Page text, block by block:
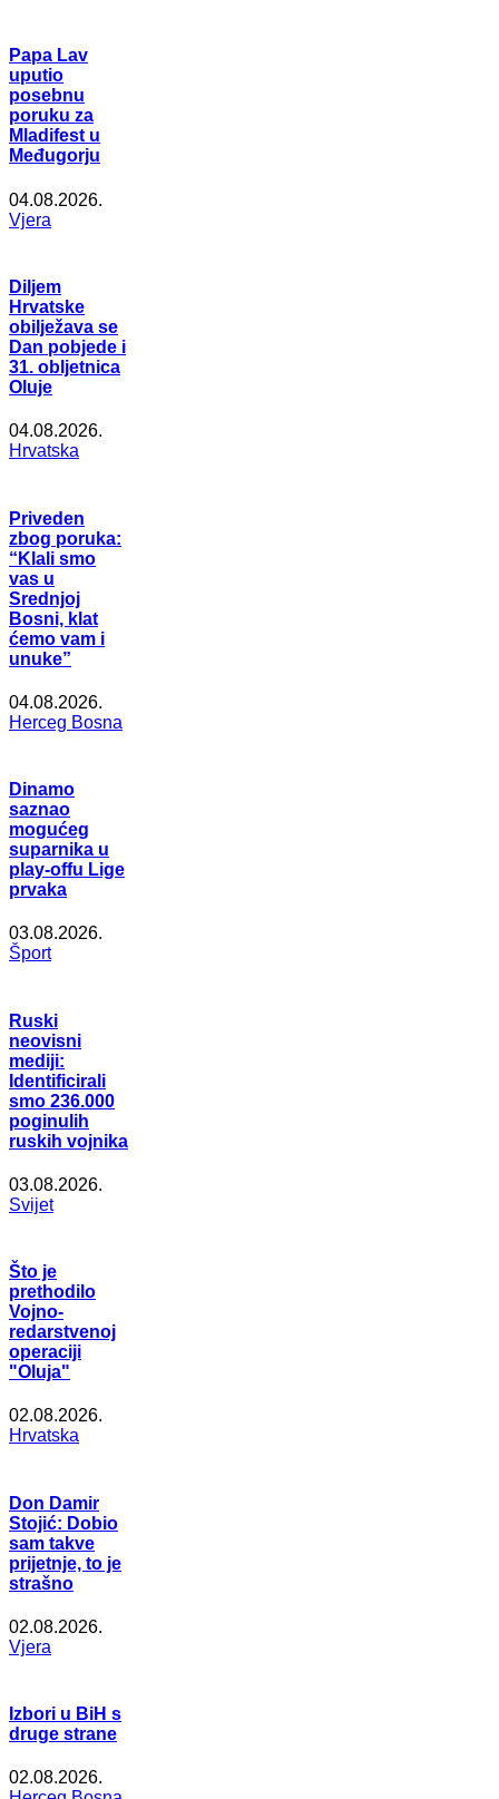
Papa Lav
uputio
posebnu
poruku za
Mladifest u
Međugorju
04.08.2026.
Vjera
Diljem
Hrvatske
obilježava se
Dan pobjede i
31. obljetnica
Oluje
04.08.2026.
Hrvatska
Priveden
zbog poruka:
“Klali smo
vas u
Srednjoj
Bosni, klat
ćemo vam i
unuke”
04.08.2026.
Herceg Bosna
Dinamo
saznao
mogućeg
suparnika u
play-offu Lige
prvaka
03.08.2026.
Šport
Ruski
neovisni
mediji:
Identificirali
smo 236.000
poginulih
ruskih vojnika
03.08.2026.
Svijet
Što je
prethodilo
Vojno-
redarstvenoj
operaciji
"Oluja"
02.08.2026.
Hrvatska
Don Damir
Stojić: Dobio
sam takve
prijetnje, to je
strašno
02.08.2026.
Vjera
Izbori u BiH s
druge strane
02.08.2026.